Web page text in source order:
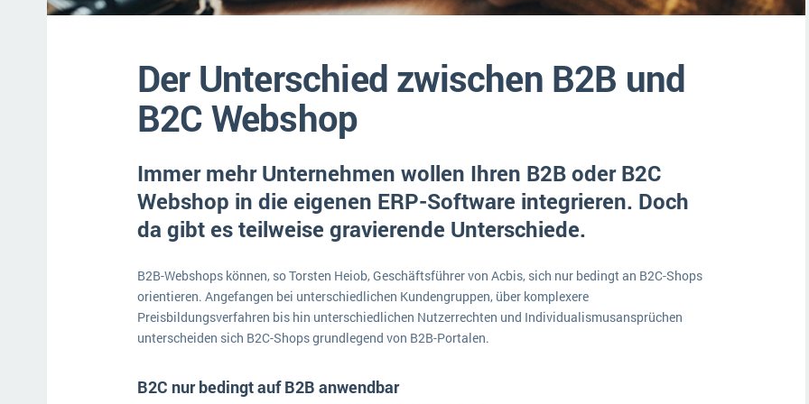
Funktionalitäten
Kosten
Medien
Produktion
MEHR ÜBER ERP-SOFTWARE
Der Unterschied zwischen B2B und
B2C Webshop
Immer mehr Unternehmen wollen Ihren B2B oder B2C
Webshop in die eigenen ERP-Software integrieren. Doch
da gibt es teilweise gravierende Unterschiede.
B2B-Webshops können, so Torsten Heiob, Geschäftsführer von Acbis, sich nur bedingt an B2C-Shops
orientieren. Angefangen bei unterschiedlichen Kundengruppen, über komplexere
Preisbildungsverfahren bis hin unterschiedlichen Nutzerrechten und Individualismusansprüchen
unterscheiden sich B2C-Shops grundlegend von B2B-Portalen.
B2C nur bedingt auf B2B anwendbar